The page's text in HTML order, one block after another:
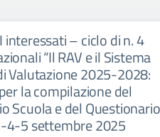
interessati – ciclo di n. 4
“Il RAV e il Sistema
Valutazione 2025-2028:
la compilazione del
Scuola e del Questionario
4-5 settembre 2025